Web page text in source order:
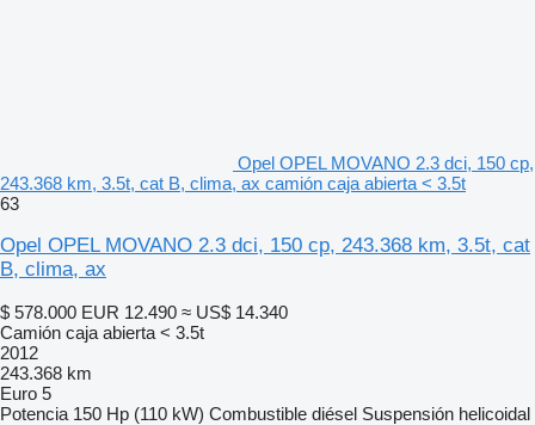
Opel OPEL MOVANO 2.3 dci, 150 cp,
243.368 km, 3.5t, cat B, clima, ax camión caja abierta < 3.5t
63
Opel OPEL MOVANO 2.3 dci, 150 cp, 243.368 km, 3.5t, cat
B, clima, ax
$ 578.000 EUR 12.490 ≈ US$ 14.340
Camión caja abierta < 3.5t
2012
243.368 km
Euro 5
Potencia 150 Hp (110 kW) Combustible diésel Suspensión helicoidal